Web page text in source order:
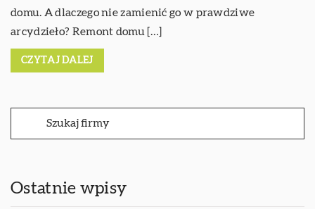
domu. A dlaczego nie zamienić go w prawdziwe
arcydzieło? Remont domu […]
CZYTAJ DALEJ
Ostatnie wpisy